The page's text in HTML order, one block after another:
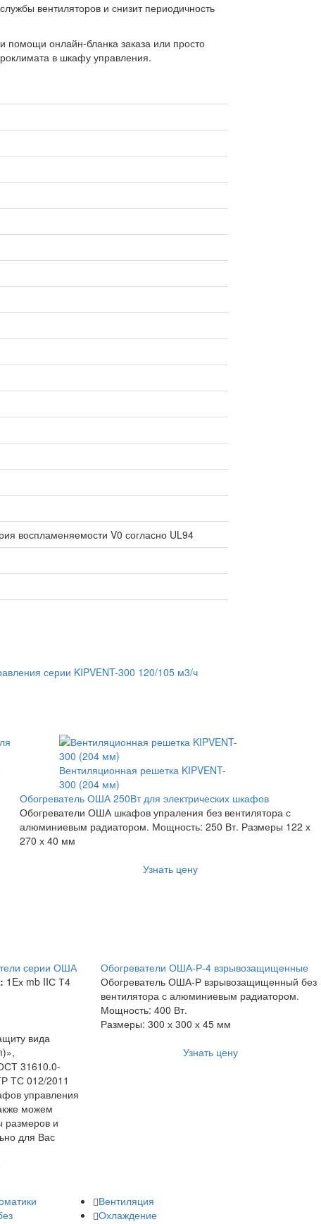
вентиляторов и снизит периодичность
онлайн-бланка заказа или просто
в шкафу управления.
воспламеняемости V0 согласно UL94
Вентиляционная решетка KIPVENT-
300 (204 мм)
Обогреватель ОША 250Вт для электрических шкафов
Обогреватели ОША шкафов упраления без вентилятора с
алюминиевым радиатором. Мощность: 250 Вт. Размеры 122 х
270 х 40 мм
Узнать цену
серии ОША
1Eх mb IIС Т4
вида
31610.0-
ТС 012/2011
управления
можем
размеров и
для Вас
Обогреватели ОША-Р-4 взрывозащищенные
Обогреватель ОША-Р взрывозащищенный без
вентилятора с алюминиевым радиатором.
Мощность: 400 Вт.
Размеры: 300 х 300 х 45 мм
Узнать цену
Вентиляция
Охлаждение